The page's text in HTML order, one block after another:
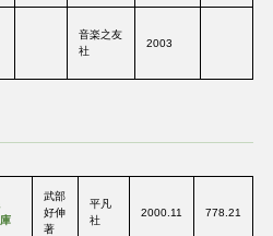
音楽之友
社
2003
武部
好伸
著
平凡
社
2000.11 778.21